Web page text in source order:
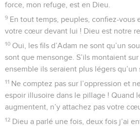
force, mon refuge, est en Dieu.
9 En tout temps, peuples, confiez-vous
votre cœur devant lui ! Dieu est notre
10 Oui, les fils d’Adam ne sont qu’un
sont que mensonge. S’ils montaient
ensemble ils seraient plus légers qu’un
11 Ne comptez pas sur l’oppression et
espoir illusoire dans le pillage ! Quand
augmentent, n’y attachez pas votre
12 Dieu a parlé une fois, deux fois j’ai